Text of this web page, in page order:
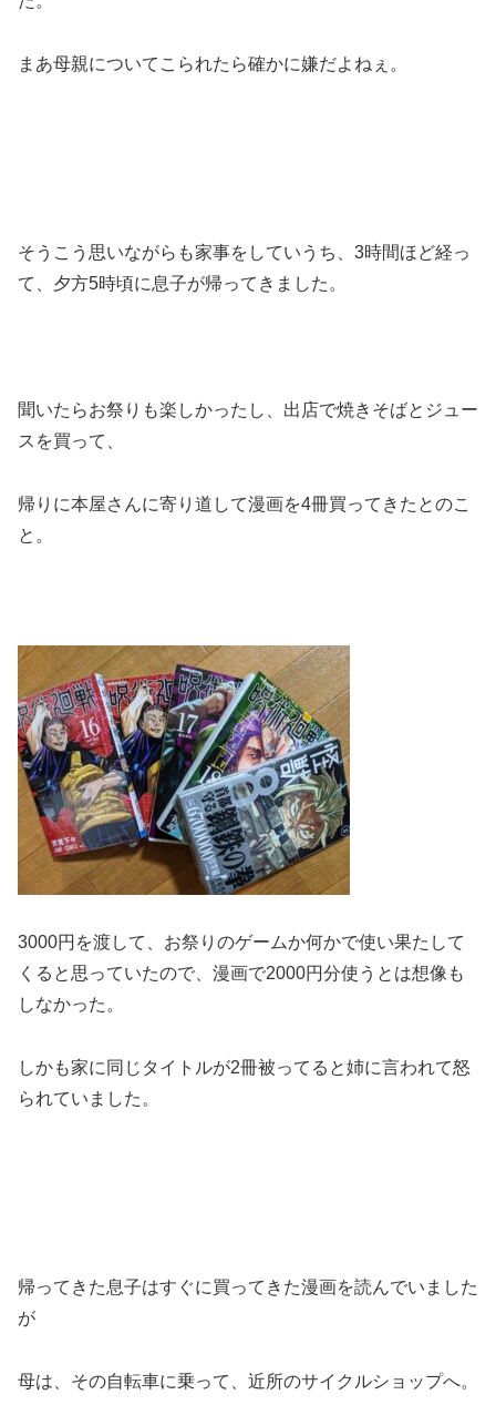
まあ母親についてこられたら確かに嫌だよねぇ。
そうこう思いながらも家事をしていうち、3時間ほど経っ
て、夕方5時頃に息子が帰ってきました。
聞いたらお祭りも楽しかったし、出店で焼きそばとジュー
スを買って、
帰りに本屋さんに寄り道して漫画を4冊買ってきたとのこ
と。
3000円を渡して、お祭りのゲームか何かで使い果たして
くると思っていたので、漫画で2000円分使うとは想像も
しなかった。
しかも家に同じタイトルが2冊被ってると姉に言われて怒
られていました。
帰ってきた息子はすぐに買ってきた漫画を読んでいました
が
母は、その自転車に乗って、近所のサイクルショップへ。